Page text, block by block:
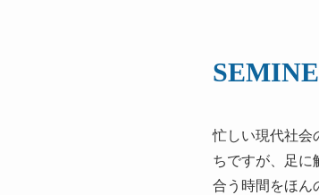
忙しい現代社会
ちですが、足に
合う時間をほん